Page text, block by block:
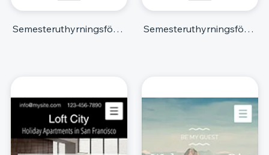
Semesteruthyrningsföretag Semesteruthyrningsföretag